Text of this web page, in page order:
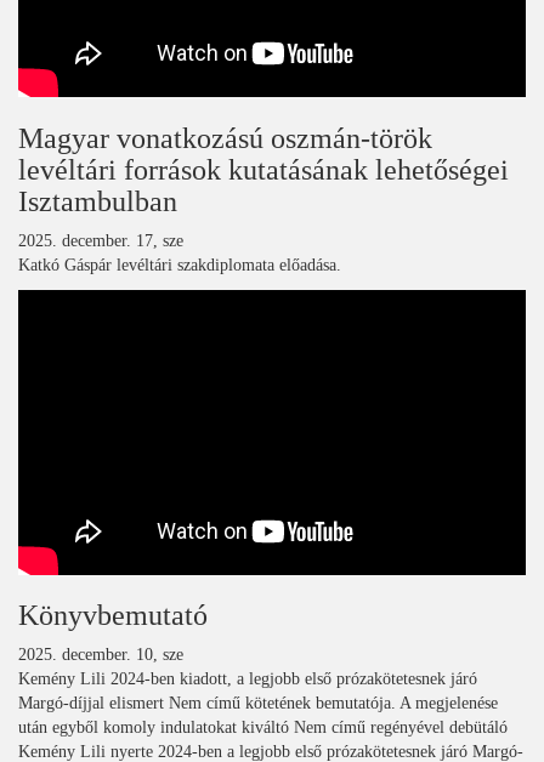
Magyar vonatkozású oszmán-török
levéltári források kutatásának lehetőségei
Isztambulban
2025. december. 17, sze
Katkó Gáspár levéltári szakdiplomata előadása.
Könyvbemutató
2025. december. 10, sze
Kemény Lili 2024-ben kiadott, a legjobb első prózakötetesnek járó
Margó-díjjal elismert Nem című kötetének bemutatója. A megjelenése
után egyből komoly indulatokat kiváltó Nem című regényével debütáló
Kemény Lili nyerte 2024-ben a legjobb első prózakötetesnek járó Margó-